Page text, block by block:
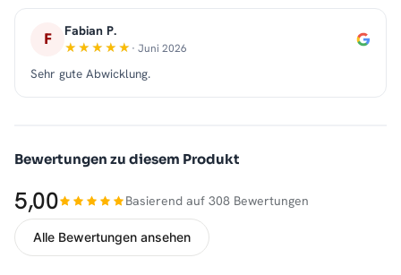
F Fabian P.
· Juni 2026
Sehr gute Abwicklung.
Bewertungen zu diesem Produkt
5,00 Basierend auf 308 Bewertungen
Alle Bewertungen ansehen